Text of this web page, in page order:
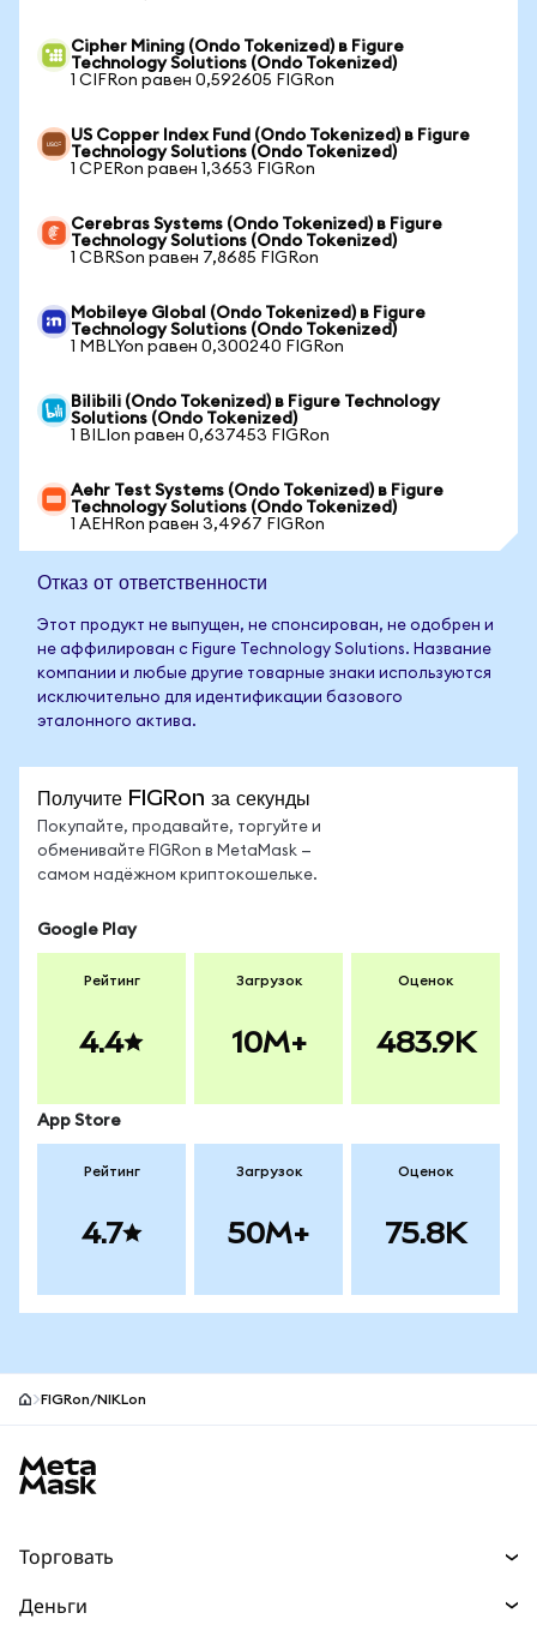
Cipher Mining (Ondo Tokenized) в Figure
Technology Solutions (Ondo Tokenized)
1 CIFRon равен 0,592605 FIGRon
US Copper Index Fund (Ondo Tokenized) в Figure
Technology Solutions (Ondo Tokenized)
1 CPERon равен 1,3653 FIGRon
Cerebras Systems (Ondo Tokenized) в Figure
Technology Solutions (Ondo Tokenized)
1 CBRSon равен 7,8685 FIGRon
Mobileye Global (Ondo Tokenized) в Figure
Technology Solutions (Ondo Tokenized)
1 MBLYon равен 0,300240 FIGRon
Bilibili (Ondo Tokenized) в Figure Technology
Solutions (Ondo Tokenized)
1 BILIon равен 0,637453 FIGRon
Aehr Test Systems (Ondo Tokenized) в Figure
Technology Solutions (Ondo Tokenized)
1 AEHRon равен 3,4967 FIGRon
Отказ от ответственности
Этот продукт не выпущен, не спонсирован, не одобрен и
не аффилирован с Figure Technology Solutions. Название
компании и любые другие товарные знаки используются
исключительно для идентификации базового
эталонного актива.
Получите FIGRon за секунды
Покупайте, продавайте, торгуйте и
обменивайте FIGRon в MetaMask —
самом надёжном криптокошельке.
Google Play
Рейтинг
4.4
Загрузок
10M+
Оценок
483.9K
App Store
Рейтинг
4.7
Загрузок
50M+
Оценок
75.8K
FIGRon/NIKLon
Торговать
Деньги